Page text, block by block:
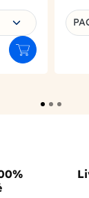
Ajouter au